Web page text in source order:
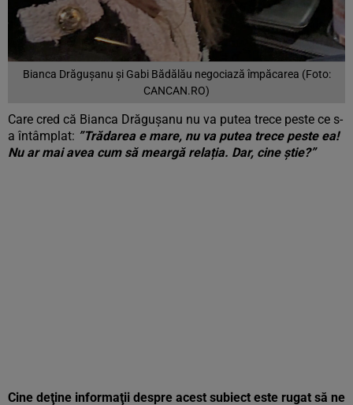
Bianca Drăgușanu și Gabi Bădălău negociază împăcarea (Foto:
CANCAN.RO)
Care cred că Bianca Drăgușanu nu va putea trece peste ce s-
a întâmplat: ”Trădarea e mare, nu va putea trece peste ea!
Nu ar mai avea cum să meargă relația. Dar, cine știe?”
Cine deţine informaţii despre acest subiect este rugat să ne